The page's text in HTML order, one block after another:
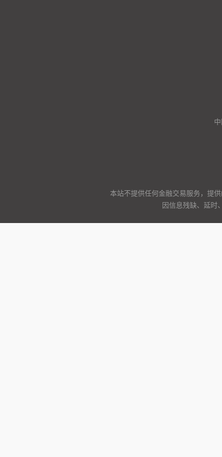
本站不提供任何金融交易服务，提
因信息残缺、延时